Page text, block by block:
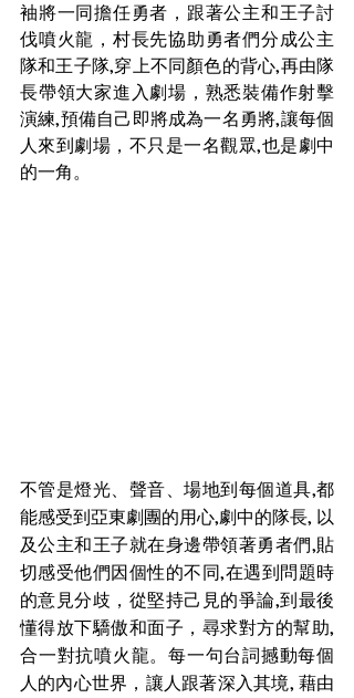
袖將一同擔任勇者，跟著公主和王子討
伐噴火龍，村長先協助勇者們分成公主
隊和王子隊,穿上不同顏色的背心,再由隊
長帶領大家進入劇場，熟悉裝備作射擊
演練,預備自己即將成為一名勇將,讓每個
人來到劇場，不只是一名觀眾,也是劇中
的一角。
不管是燈光、聲音、場地到每個道具,都
能感受到亞東劇團的用心,劇中的隊長, 以
及公主和王子就在身邊帶領著勇者們,貼
切感受他們因個性的不同,在遇到問題時
的意見分歧，從堅持己見的爭論,到最後
懂得放下驕傲和面子，尋求對方的幫助,
合一對抗噴火龍。每一句台詞撼動每個
人的內心世界，讓人跟著深入其境, 藉由